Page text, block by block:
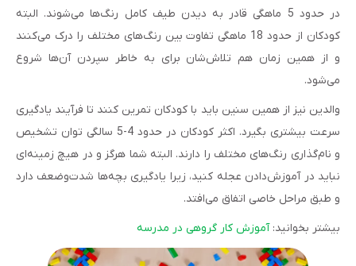
در حدود 5 ماهگی قادر به دیدن طیف کامل رنگ‌ها می‌شوند. البته
کودکان از حدود 18 ماهگی تفاوت‌ بین رنگ‌های مختلف را درک می‌کنند
و از همین زمان هم تلاش‌شان برای به خاطر سپردن آن‌ها شروع
می‌شود.
والدین نیز از همین سنین باید با کودکان تمرین کنند تا فرآیند یادگیری
سرعت بیشتری بگیرد. اکثر کودکان در حدود 4-5 سالگی توان تشخیص
و نام‌گذاری رنگ‌های مختلف را دارند. البته شما هرگز و در هیچ زمینه‌ای
نباید در آموزش‌دادن عجله کنید، زیرا یادگیری بچه‌ها شدت‌وضعف دارد
و طبق مراحل خاصی اتفاق می‌افتد.
بیشتر بخوانید:آموزش کار گروهی در مدرسه